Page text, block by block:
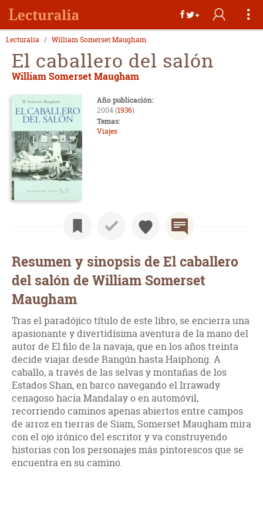
Lecturalia William Somerset Maugham
El caballero del salón
William Somerset Maugham
Año publicación:
2004 (1936)
Temas:
Viajes
Resumen y sinopsis de El caballero
del salón de William Somerset
Maugham
Tras el paradójico título de este libro, se encierra una
apasionante y divertidísima aventura de la mano del
autor de El filo de la navaja, que en los años treinta
decide viajar desde Rangún hasta Haiphong. A
caballo, a través de las selvas y montañas de los
Estados Shan, en barco navegando el Irrawady
cenagoso hacia Mandalay o en automóvil,
recorriendo caminos apenas abiertos entre campos
de arroz en tierras de Siam, Somerset Maugham mira
con el ojo irónico del escritor y va construyendo
historias con los personajes más pintorescos que se
encuentra en su camino.